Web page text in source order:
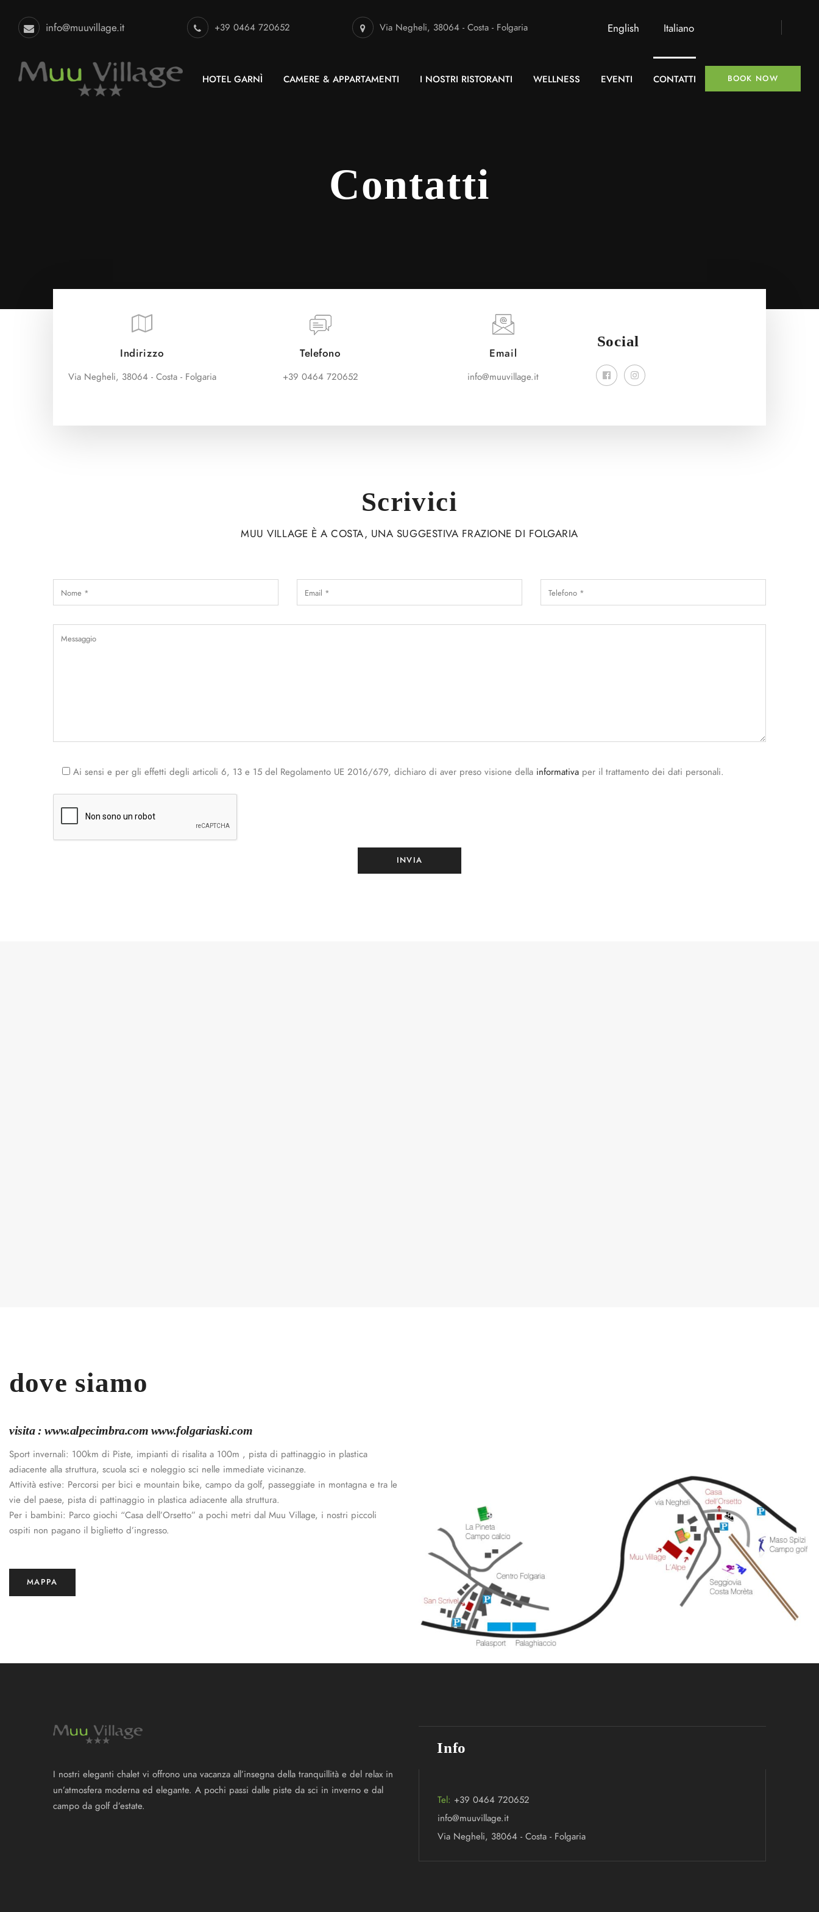
info@muuvillage.it +39 0464 720652 Via Negheli, 38064 - Costa - Folgaria English Italiano
HOTEL GARNÌ CAMERE & APPARTAMENTI I NOSTRI RISTORANTI WELLNESS EVENTI CONTATTI BOOK NOW
Contatti
Indirizzo
Via Negheli, 38064 - Costa - Folgaria
Telefono
+39 0464 720652
Email
info@muuvillage.it
Social
Scrivici
MUU VILLAGE È A COSTA, UNA SUGGESTIVA FRAZIONE DI FOLGARIA
Ai sensi e per gli effetti degli articoli 6, 13 e 15 del Regolamento UE 2016/679, dichiaro di aver preso visione della informativa per il trattamento dei dati personali.
dove siamo
visita : www.alpecimbra.com www.folgariaski.com
Sport invernali: 100km di Piste, impianti di risalita a 100m , pista di pattinaggio in plastica
adiacente alla struttura, scuola sci e noleggio sci nelle immediate vicinanze.
Attività estive: Percorsi per bici e mountain bike, campo da golf, passeggiate in montagna e tra le
vie del paese, pista di pattinaggio in plastica adiacente alla struttura.
Per i bambini: Parco giochi “Casa dell’Orsetto” a pochi metri dal Muu Village, i nostri piccoli
ospiti non pagano il biglietto d’ingresso.
MAPPA
I nostri eleganti chalet vi offrono una vacanza all’insegna della tranquillità e del relax in
un’atmosfera moderna ed elegante. A pochi passi dalle piste da sci in inverno e dal
campo da golf d’estate.
Info
Tel: +39 0464 720652
info@muuvillage.it
Via Negheli, 38064 - Costa - Folgaria